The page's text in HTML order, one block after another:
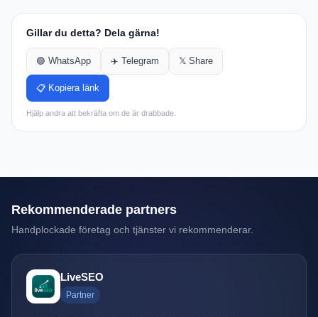
Gillar du detta? Dela gärna!
🟢 WhatsApp ✈️ Telegram 𝕏 Share
📋 Kopiera länk
Hjälp andra att bekräfta om de är drabbade.
Rekommenderade partners
Handplockade företag och tjänster vi rekommenderar.
LiveSEO
Partner